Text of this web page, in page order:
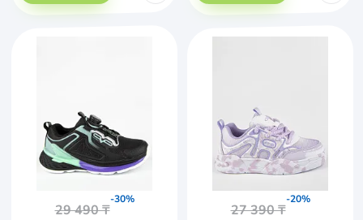
29 490 ₸
-30%
27 390 ₸
-20%